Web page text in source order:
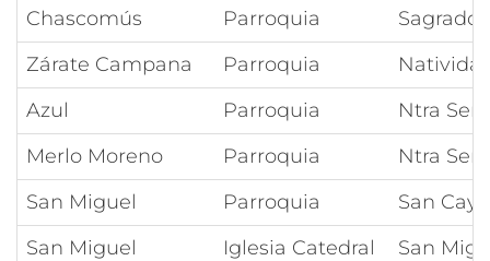
Chascomús Parroquia
Sagrado
Zárate Campana
Parroquia
Azul
Parroquia
Ntra
Merlo Moreno
Parroquia
Ntra
San Miguel
Parroquia
San
San Miguel
Iglesia Catedral
San